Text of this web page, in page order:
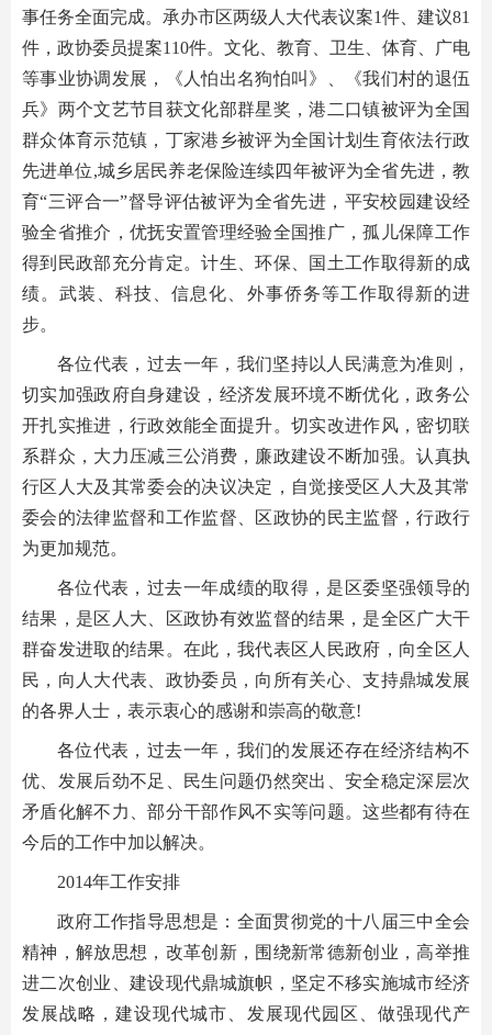
事任务全面完成。承办市区两级人大代表议案1件、建议81
件，政协委员提案110件。文化、教育、卫生、体育、广电
等事业协调发展，《人怕出名狗怕叫》、《我们村的退伍
兵》两个文艺节目获文化部群星奖，港二口镇被评为全国
群众体育示范镇，丁家港乡被评为全国计划生育依法行政
先进单位,城乡居民养老保险连续四年被评为全省先进，教
育“三评合一”督导评估被评为全省先进，平安校园建设经
验全省推介，优抚安置管理经验全国推广，孤儿保障工作
得到民政部充分肯定。计生、环保、国土工作取得新的成
绩。武装、科技、信息化、外事侨务等工作取得新的进
步。
各位代表，过去一年，我们坚持以人民满意为准则，
切实加强政府自身建设，经济发展环境不断优化，政务公
开扎实推进，行政效能全面提升。切实改进作风，密切联
系群众，大力压减三公消费，廉政建设不断加强。认真执
行区人大及其常委会的决议决定，自觉接受区人大及其常
委会的法律监督和工作监督、区政协的民主监督，行政行
为更加规范。
各位代表，过去一年成绩的取得，是区委坚强领导的
结果，是区人大、区政协有效监督的结果，是全区广大干
群奋发进取的结果。在此，我代表区人民政府，向全区人
民，向人大代表、政协委员，向所有关心、支持鼎城发展
的各界人士，表示衷心的感谢和崇高的敬意!
各位代表，过去一年，我们的发展还存在经济结构不
优、发展后劲不足、民生问题仍然突出、安全稳定深层次
矛盾化解不力、部分干部作风不实等问题。这些都有待在
今后的工作中加以解决。
2014年工作安排
政府工作指导思想是：全面贯彻党的十八届三中全会
精神，解放思想，改革创新，围绕新常德新创业，高举推
进二次创业、建设现代鼎城旗帜，坚定不移实施城市经济
发展战略，建设现代城市、发展现代园区、做强现代产